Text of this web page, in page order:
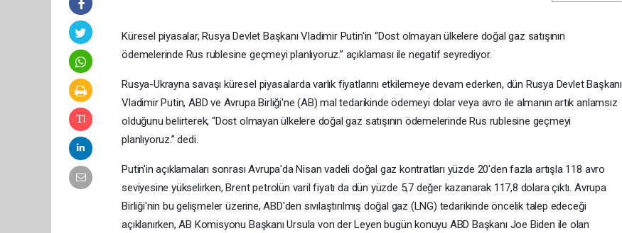
Küresel piyasalar, Rusya Devlet Başkanı Vladimir Putin'in “Dost olmayan ülkelere doğal gaz satışının
ödemelerinde Rus rublesine geçmeyi planlıyoruz.” açıklaması ile negatif seyrediyor.
Rusya-Ukrayna savaşı küresel piyasalarda varlık fiyatlarını etkilemeye devam ederken, dün Rusya Devlet Başkanı
Vladimir Putin, ABD ve Avrupa Birliği'ne (AB) mal tedarikinde ödemeyi dolar veya avro ile almanın artık anlamsız
olduğunu belirterek, “Dost olmayan ülkelere doğal gaz satışının ödemelerinde Rus rublesine geçmeyi
planlıyoruz.” dedi.
Putin'in açıklamaları sonrası Avrupa'da Nisan vadeli doğal gaz kontratları yüzde 20'den fazla artışla 118 avro
seviyesine yükselirken, Brent petrolün varil fiyatı da dün yüzde 5,7 değer kazanarak 117,8 dolara çıktı. Avrupa
Birliği'nin bu gelişmeler üzerine, ABD'den sıvılaştırılmış doğal gaz (LNG) tedarikinde öncelik talep edeceği
açıklanırken, AB Komisyonu Başkanı Ursula von der Leyen bugün konuyu ABD Başkanı Joe Biden ile olan